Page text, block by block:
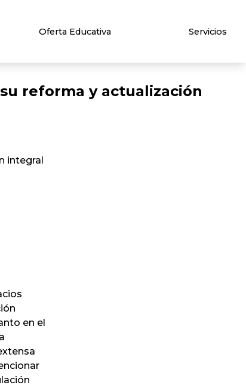
Oferta Educativa Servicios
reforma y actualización
integral
en el